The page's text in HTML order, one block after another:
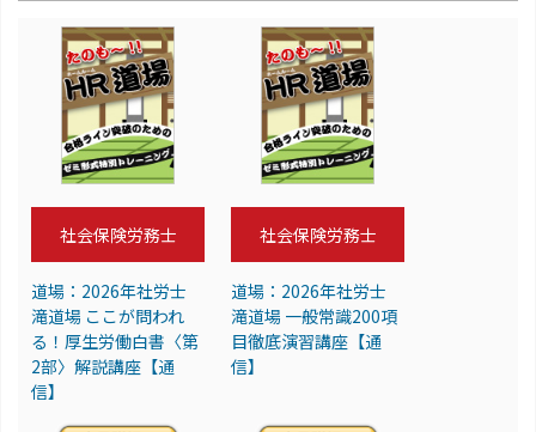
社会保険労務士
道場：2026年社労士
滝道場 ここが問われ
る！厚生労働白書〈第
2部〉解説講座【通
信】
社会保険労務士
道場：2026年社労士
滝道場 一般常識200項
目徹底演習講座【通
信】